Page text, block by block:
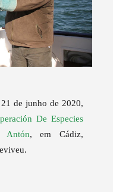
de junho de 2020,
De Especies
Antón, em Cádiz,